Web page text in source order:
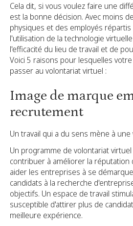
Cela dit, si vous voulez faire une
est la bonne décision. Avec moins
physiques et des employés
l'utilisation de la technologie
l'efficacité du lieu de travail et de
Voici 5 raisons pour lesquelles
passer au volontariat virtuel :
Image de marque
recrutement
Un travail qui a du sens mène à
Un programme de volontariat
contribuer à améliorer la
aider les entreprises à se
candidats à la recherche
objectifs. Un espace de travail
susceptible d'attirer plus de
meilleure expérience.